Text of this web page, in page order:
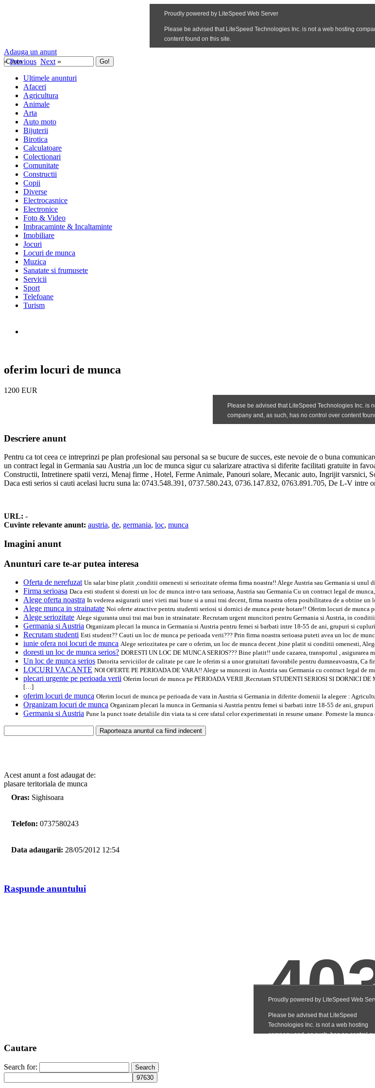
Adauga un anunt
«Previous Next »
Ultimele anunturi
Afaceri
Agricultura
Animale
Arta
Auto moto
Bijuterii
Birotica
Calculatoare
Colectionari
Comunitate
Constructii
Copii
Diverse
Electrocasnice
Electronice
Foto & Video
Imbracaminte & Incaltaminte
Imobiliare
Jocuri
Locuri de munca
Muzica
Sanatate si frumusete
Servicii
Sport
Telefoane
Turism
oferim locuri de munca
1200 EUR
Descriere anunt
Pentru ca tot ceea ce intreprinzi pe plan profesional sau personal sa se bucure de succes, este nevoie de o buna
un contract legal in Germania sau Austria ,un loc de munca sigur cu salarizare atractiva si diferite facilitati gratuite in
Constructii, Intretinere spatii verzi, Menaj firme , Hotel, Ferme Animale, Panouri solare, Mecanic auto, Ingrijit varsnici,
Daca esti serios si cauti acelasi lucru suna la: 0743.548.391, 0737.580.243, 0736.147.832, 0763.891.705, De L-V intre
URL: -
Cuvinte relevante anunt: austria, de, germania, loc, munca
Imagini anunt
Anunturi care te-ar putea interesa
Oferta de nerefuzat Un salar bine platit ,conditii omenesti si seriozitate oferma firma noastra!! Alege Austria sau Germania si
Firma serioasa Daca esti student si doresti un loc de munca intr-o tara serioasa, Austria sau Germania Cu un contract legal de
Alege oferta noastra In vederea asigurarii unei vieti mai bune si a unui trai decent, firma noastra ofera posibilitatea de a obtine
Alege munca in strainatate Noi oferte atractive pentru studenti seriosi si dornici de munca peste hotare!! Oferim locuri de
Alege seriozitate Alege siguranta unui trai mai bun in strainatate. Recrutam urgent muncitori pentru Germania si Austria, in
Germania si Austria Organizam plecari la munca in Germania si Austria pentru femei si barbati intre 18-55 de ani, grupuri si
Recrutam studenti Esti student?? Cauti un loc de munca pe perioada verii??? Prin firma noastra serioasa puteti avea un loc de
iunie ofera noi locuri de munca Alege seriozitatea pe care o oferim, un loc de munca decent ,bine platit si conditii omenesti,
doresti un loc de munca serios? DORESTI UN LOC DE MUNCA SERIOS??? Bine platit!! unde cazarea, transportul ,
Un loc de munca serios Datorita serviciilor de calitate pe care le oferim si a unor gratuitati favorabile pentru dumneavoastra,
LOCURI VACANTE NOI OFERTE PE PERIOADA DE VARA!! Alege sa muncesti in Austria sau Germania cu contract legal
plecari urgente pe perioada verii Oferim locuri de munca pe PERIOADA VERII ,Recrutam STUDENTI SERIOSI SI DORNICI
[…]
oferim locuri de munca Oferim locuri de munca pe perioada de vara in Austria si Germania in diferite domenii la alegere :
Organizam locuri de munca Organizam plecari la munca in Germania si Austria pentru femei si barbati intre 18-55 de ani,
Germania si Austria Pune la punct toate detaliile din viata ta si cere sfatul celor experimentati in resurse umane. Porneste la
Acest anunt a fost adaugat de:
plasare teritoriala de munca
Oras: Sighisoara
Telefon: 0737580243
Data adaugarii: 28/05/2012 12:54
Raspunde anuntului
Cautare
Search for: